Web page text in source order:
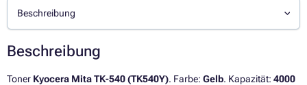
Beschreibung
Beschreibung
Toner Kyocera Mita TK-540 (TK540Y). Farbe: Gelb. Kapazität: 4000